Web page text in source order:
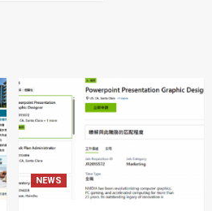
NEWS